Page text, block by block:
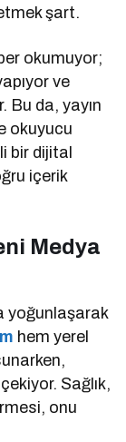
şart.
okumuyor;
ve
Bu da, yayın
okuyucu
bir dijital
içerik
Medya
yoğunlaşarak
hem yerel
Sağlık,
onu